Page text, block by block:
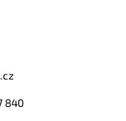
840